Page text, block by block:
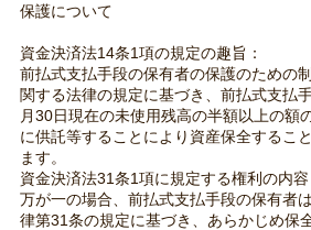
保護について
資金決済法14条1項の規定の趣旨：
前払式支払手段の保有者の保護のための
関する法律の規定に基づき、前払式支払
月30日現在の未使用残高の半額以上の額
に供託等することにより資産保全するこ
ます。
資金決済法31条1項に規定する権利の内容
万が一の場合、前払式支払手段の保有者
律第31条の規定に基づき、あらかじめ保